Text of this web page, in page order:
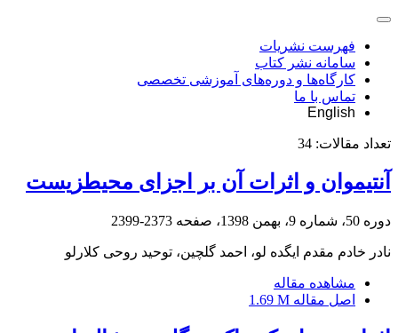
فهرست نشریات
سامانه نشر کتاب
کارگاه‌ها و دوره‌های آموزشی تخصصی
تماس با ما
English
تعداد مقالات: 34
آنتیموان و اثرات آن بر اجزای محیط‎زیست
دوره 50، شماره 9، بهمن 1398، صفحه 2373-2399
نادر خادم مقدم ایگده لو، احمد گلچین، توحید روحی کلارلو
مشاهده مقاله
اصل مقاله 1.69 M